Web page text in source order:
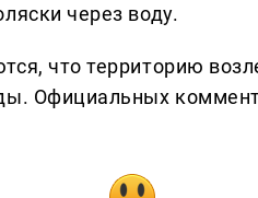
через воду.
что территорию
Официальных